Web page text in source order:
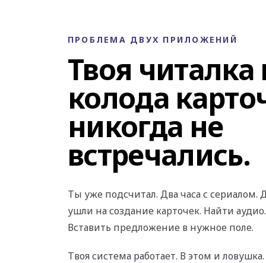
ПРОБЛЕМА ДВУХ ПРИЛОЖЕНИЙ
Твоя читалка
колода
никогда не
встречались.
Ты уже подсчитал. Два часа с сериалом.
ушли на создание карточек. Найти
Вставить предложение в нужное поле.
Твоя система работает. В этом и